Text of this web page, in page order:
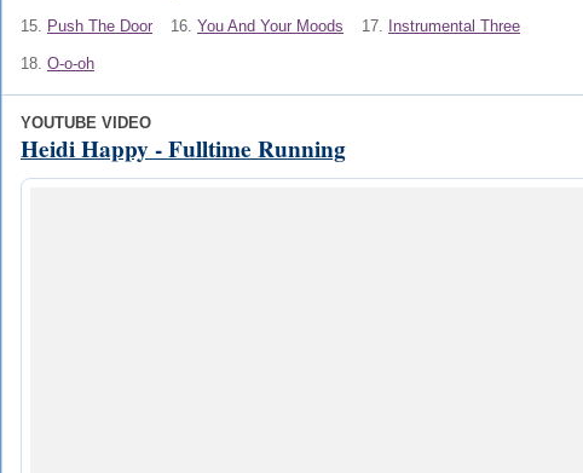
15. Push The Door 16. You And Your Moods 17. Instrumental Three
18. O-o-oh
YOUTUBE VIDEO
Heidi Happy - Fulltime Running